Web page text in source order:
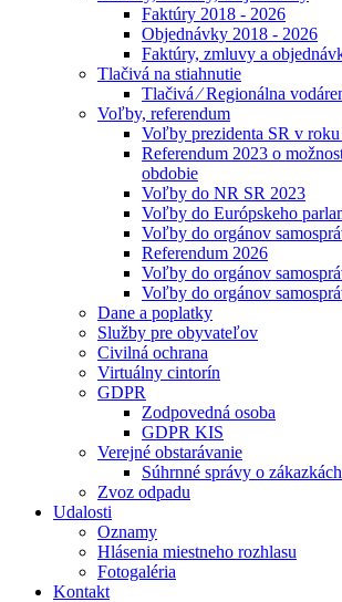
Faktúry 2018 - 2026
Objednávky 2018 - 2026
Faktúry, zmluvy a
Tlačivá na stiahnutie
Tlačivá ⁄ Regionálna
Voľby, referendum
Voľby prezidenta SR v
Referendum 2023 o
obdobie
Voľby do NR SR 2023
Voľby do Európskeho
Voľby do orgánov
Referendum 2026
Voľby do orgánov
Voľby do orgánov
Dane a poplatky
Služby pre obyvateľov
Civilná ochrana
Virtuálny cintorín
GDPR
Zodpovedná osoba
GDPR KIS
Verejné obstarávanie
Súhrnné správy o zákazkách
Zvoz odpadu
Udalosti
Oznamy
Hlásenia miestneho rozhlasu
Fotogaléria
Kontakt